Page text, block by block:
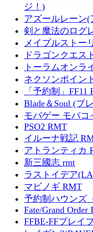
ジ！)
アズールレーン(
剣と魔法のログ
メイプルストー
ドラゴンクエス
トーラムオンラ
ネクソンポイン
「予約制」FF11
Blade＆Soul (ブ
モバゲー モバコ
PSO2 RMT
イルーナ戦記
アトランティカ
新三國志 rmt
ラストイデア
マビノギ RMT
予約制ハウンズ
Fate/Grand Order
FFBE-FFブレイ